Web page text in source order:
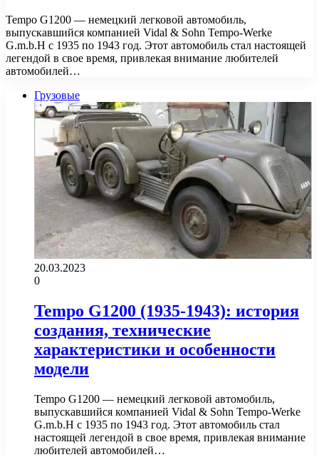
Tempo G1200 — немецкий легковой автомобиль,
выпускавшийся компанией Vidal & Sohn Tempo-Werke
G.m.b.H с 1935 по 1943 год. Этот автомобиль стал настоящей
легендой в свое время, привлекая внимание любителей
автомобилей…
Грузовые
20.03.2023
0
Tempo G1200 (1935-1943): история
создания, технические
характеристики и особенности
модели
Tempo G1200 — немецкий легковой автомобиль,
выпускавшийся компанией Vidal & Sohn Tempo-Werke
G.m.b.H с 1935 по 1943 год. Этот автомобиль стал
настоящей легендой в свое время, привлекая внимание
любителей автомобилей…